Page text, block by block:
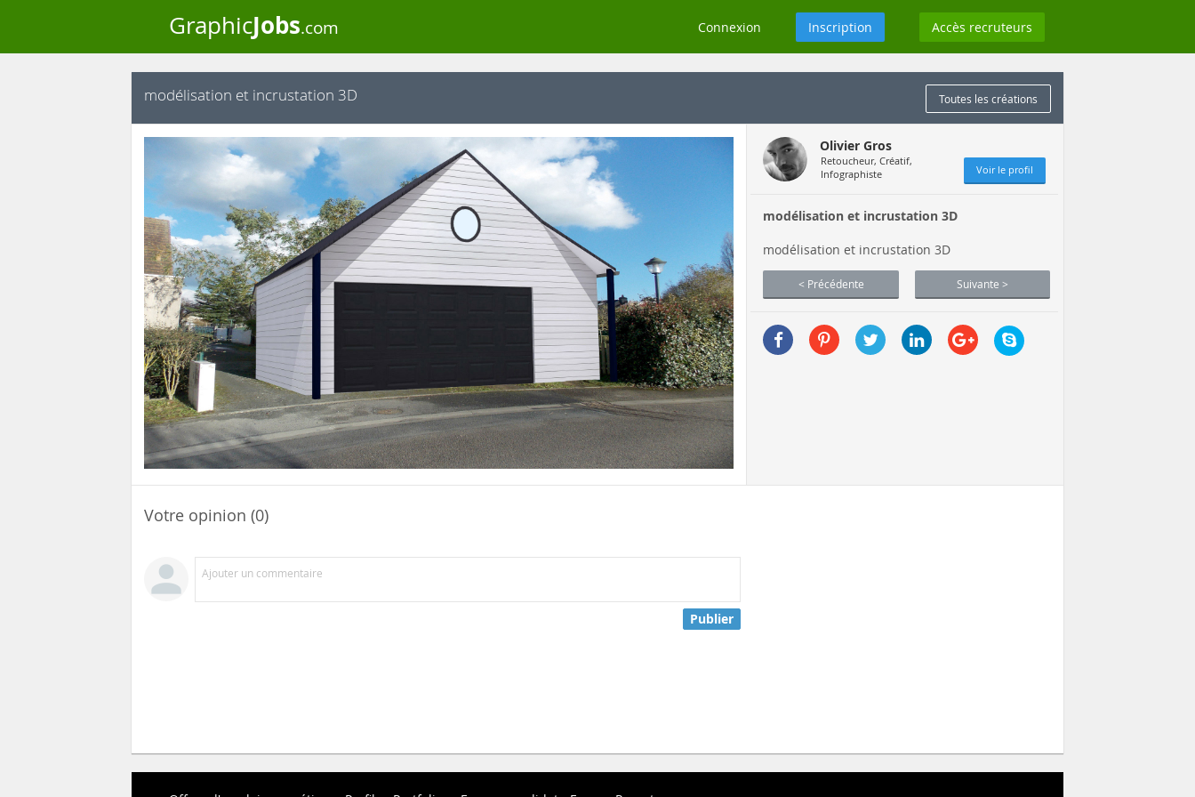
GraphicJobs.com Connexion Inscription Accès recruteurs
modélisation et incrustation 3D Toutes les créations
Olivier Gros
Retoucheur, Créatif,
Infographiste
Voir le profil
modélisation et incrustation 3D
modélisation et incrustation 3D
< Précédente Suivante >
Votre opinion (0)
Ajouter un commentaire
Publier